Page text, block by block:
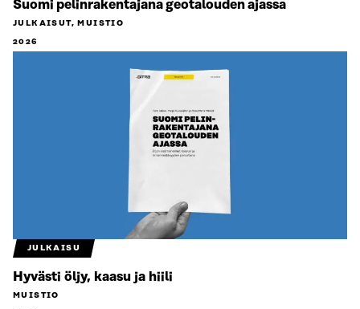
Suomi pelinrakentajana geotalouden ajassa
JULKAISUT, MUISTIO
2026
JULKAISU
Hyvästi öljy, kaasu ja hiili
MUISTIO